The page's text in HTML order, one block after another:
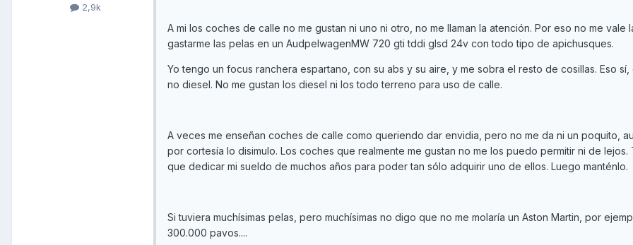
2,9k
A mi los coches de calle no me gustan ni uno ni otro, no me llaman la atención. Por eso no me vale
gastarme las pelas en un AudpelwagenMW 720 gti tddi glsd 24v con todo tipo de apichusques.
Yo tengo un focus ranchera espartano, con su abs y su aire, y me sobra el resto de cosillas. Eso sí,
no diesel. No me gustan los diesel ni los todo terreno para uso de calle.
A veces me enseñan coches de calle como queriendo dar envidia, pero no me da ni un poquito,
por cortesía lo disimulo. Los coches que realmente me gustan no me los puedo permitir ni de lejos.
que dedicar mi sueldo de muchos años para poder tan sólo adquirir uno de ellos. Luego manténlo.
Si tuviera muchísimas pelas, pero muchísimas no digo que no me molaría un Aston Martin, por
300.000 pavos....